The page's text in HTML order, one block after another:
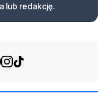
lub redakcję.